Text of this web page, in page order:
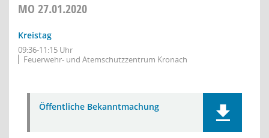
MO 27.01.2020
Kreistag
09:36-11:15 Uhr
Feuerwehr- und Atemschutzzentrum Kronach
Öffentliche Bekanntmachung